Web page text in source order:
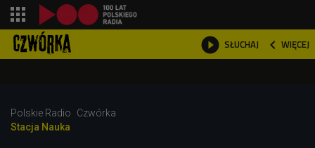
 SŁUCHAJ  WIĘCEJ

Polskie Radio
Czwórka
Stacja Nauka